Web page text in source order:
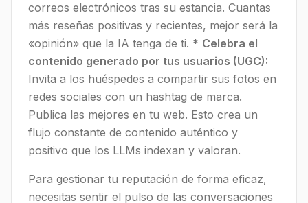
correos electrónicos tras su estancia. Cuantas
más reseñas positivas y recientes, mejor será la
«opinión» que la IA tenga de ti. * Celebra el
contenido generado por tus usuarios (UGC):
Invita a los huéspedes a compartir sus fotos en
redes sociales con un hashtag de marca.
Publica las mejores en tu web. Esto crea un
flujo constante de contenido auténtico y
positivo que los LLMs indexan y valoran.
Para gestionar tu reputación de forma eficaz,
necesitas sentir el pulso de las conversaciones